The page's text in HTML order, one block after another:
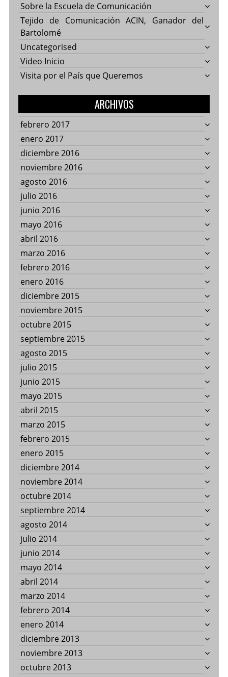
Sobre la Escuela de Comunicación
Tejido de Comunicación ACIN, Ganador del
Bartolomé
Uncategorised
Video Inicio
Visita por el País que Queremos
ARCHIVOS
febrero 2017
enero 2017
diciembre 2016
noviembre 2016
agosto 2016
julio 2016
junio 2016
mayo 2016
abril 2016
marzo 2016
febrero 2016
enero 2016
diciembre 2015
noviembre 2015
octubre 2015
septiembre 2015
agosto 2015
julio 2015
junio 2015
mayo 2015
abril 2015
marzo 2015
febrero 2015
enero 2015
diciembre 2014
noviembre 2014
octubre 2014
septiembre 2014
agosto 2014
julio 2014
junio 2014
mayo 2014
abril 2014
marzo 2014
febrero 2014
enero 2014
diciembre 2013
noviembre 2013
octubre 2013